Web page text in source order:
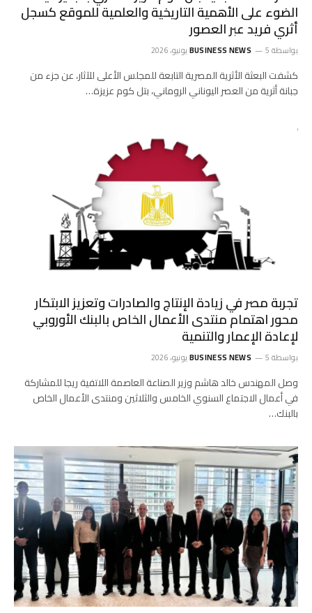
الضوء على الأهمية التاريخية والعلمية للموقع كسجل
أثري فريد عبر العصور
بواسطة BUSINESS NEWS 5 يونيو، 2026
كشفت البعثة الأثرية المصرية التابعة للمجلس الأعلى للآثار، عن جزء من
جبانة أثرية من العصر اليوناني الروماني، بتل كوم عزيزة…
تجربة مصر في زيادة الإنتاج والصادرات وتعزيز الابتكار
محور اهتمام منتدى الأعمال الخاص بالبنك الأوروبي
لإعادة الإعمار والتنمية
بواسطة BUSINESS NEWS 5 يونيو، 2026
وصل المهندس خالد هاشم وزير الصناعة العاصمة اللاتفية ريجا للمشاركة
في أعمال الاجتماع السنوي الخامس والثلاثين ومنتدى الأعمال الخاص
بالبنك…